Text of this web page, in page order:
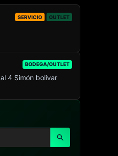
BODEGA/OUTLET
4 Simón bolivar
SERVICIO OUTLET